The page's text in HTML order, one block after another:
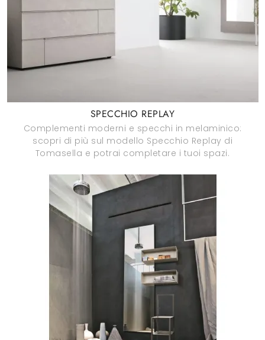
SPECCHIO REPLAY
Complementi moderni e specchi in melaminico:
scopri di più sul modello Specchio Replay di
Tomasella e potrai completare i tuoi spazi.